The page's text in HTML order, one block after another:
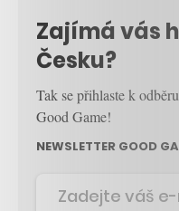
Zajímá vás
Česku?
Tak se přihlaste k
Good Game!
NEWSLETTER GOOD